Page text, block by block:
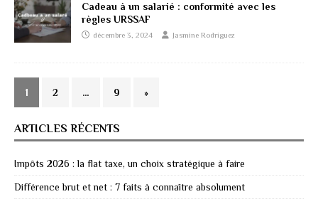
Cadeau à un salarié : conformité avec les
règles URSSAF
décembre 3, 2024 Jasmine Rodriguez
1 2 … 9 »
ARTICLES RÉCENTS
Impôts 2026 : la flat taxe, un choix stratégique à faire
Différence brut et net : 7 faits à connaître absolument